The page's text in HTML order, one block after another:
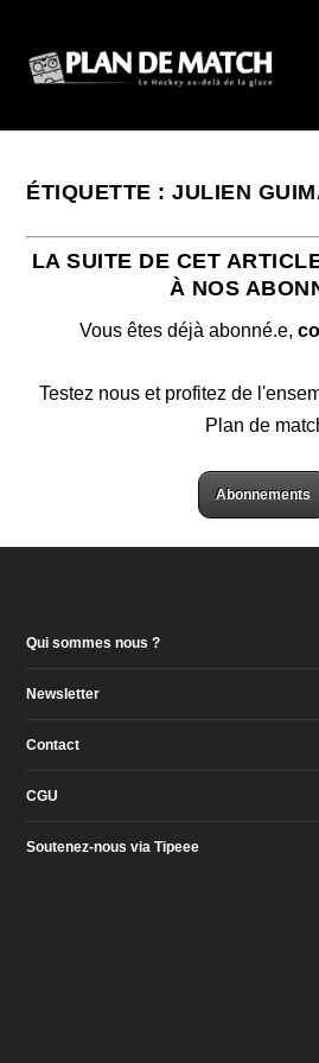
ÉTIQUETTE :JULIEN
LA SUITE DE CET
À NOS
Vous êtes déjà abonné.e,
Testez nous et profitez de
Plan de
Abonnements
Qui sommes nous ?
Newsletter
Contact
CGU
Soutenez-nous via Tipeee